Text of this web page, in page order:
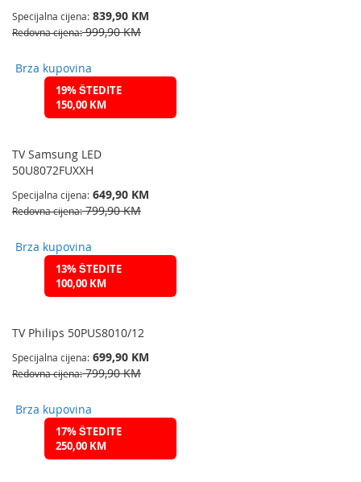
Specijalna cijena 839,90 KM
Redovna cijena 999,90 KM
Brza kupovina
19% ŠTEDITE
150,00 KM
TV Samsung LED
50U8072FUXXH
Specijalna cijena 649,90 KM
Redovna cijena 799,90 KM
Brza kupovina
13% ŠTEDITE
100,00 KM
TV Philips 50PUS8010/12
Specijalna cijena 699,90 KM
Redovna cijena 799,90 KM
Brza kupovina
17% ŠTEDITE
250,00 KM